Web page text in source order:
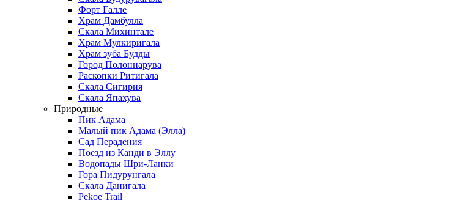
Форт Галле
Храм Дамбулла
Скала Михинтале
Храм Мулкиригала
Храм зуба Будды
Город Полоннарува
Раскопки Ритигала
Скала Сигирия
Скала Япахува
Природные
Пик Адама
Малый пик Адама (Элла)
Сад Перадения
Поезд из Канди в Эллу
Водопады Шри-Ланки
Гора Пидурунгала
Скала Данигала
Pekoe Trail